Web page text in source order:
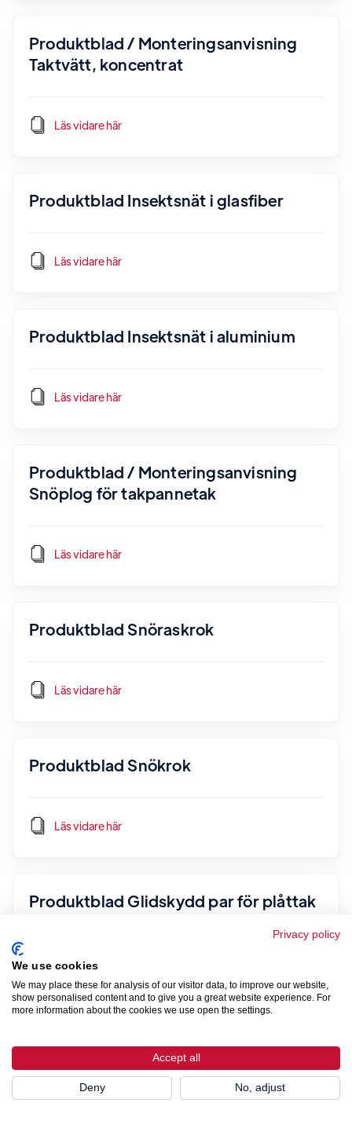
Produktblad / Monteringsanvisning
Taktvätt, koncentrat
Läs vidare här
Produktblad Insektsnät i glasfiber
Läs vidare här
Produktblad Insektsnät i aluminium
Läs vidare här
Produktblad / Monteringsanvisning
Snöplog för takpannetak
Läs vidare här
Produktblad Snöraskrok
Läs vidare här
Produktblad Snökrok
Läs vidare här
Produktblad Glidskydd par för plåttak
Läs vidare här
Privacy policy
We use cookies
We may place these for analysis of our visitor data, to improve our website,
show personalised content and to give you a great website experience. For
more information about the cookies we use open the settings.
Accept all
Deny No, adjust